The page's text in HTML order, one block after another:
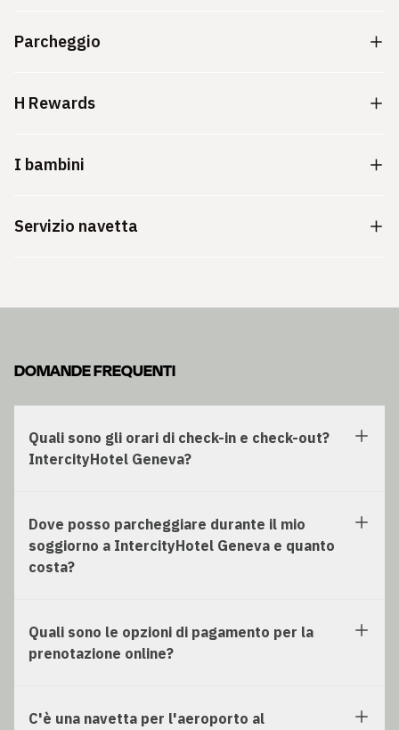
Parcheggio
H Rewards
I bambini
Servizio navetta
DOMANDE FREQUENTI
Quali sono gli orari di check-in e check-out?
IntercityHotel Geneva?
Dove posso parcheggiare durante il mio
soggiorno a IntercityHotel Geneva e quanto
costa?
Quali sono le opzioni di pagamento per la
prenotazione online?
C'è una navetta per l'aeroporto al